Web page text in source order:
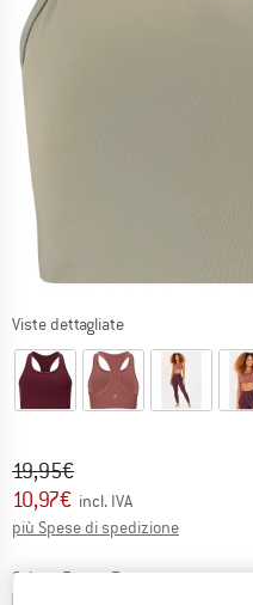
Viste dettagliate
Prezzo originale :
19,95€
Prezzo:
10,97€ incl. IVA
più Spese di spedizione
Colore: Forest Fog